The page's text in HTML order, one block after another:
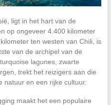
ligt in het hart van de
op ongeveer 4.400 kilometer
ten westen van Chili, is
van de archipel van de
lagunes, zwarte
trekt het reizigers aan die
natuur en een rijke cultuur.
maakt het een populaire